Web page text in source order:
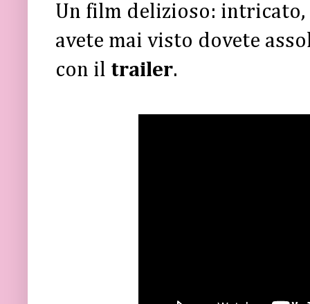
Un film delizioso: intricato,
avete mai visto dovete
con il trailer.